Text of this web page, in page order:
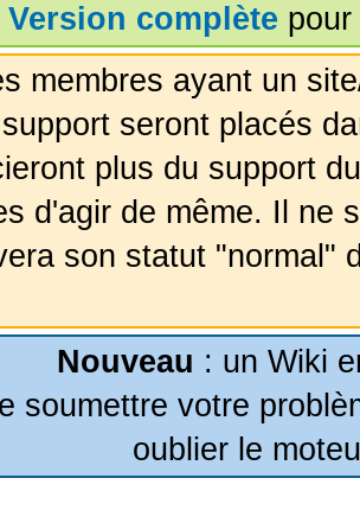
Version complète
membres ayant un
seront placés
plus du support
d'agir de même. Il ne
son statut "normal"
Nouveau : un Wiki
soumettre votre
oublier le